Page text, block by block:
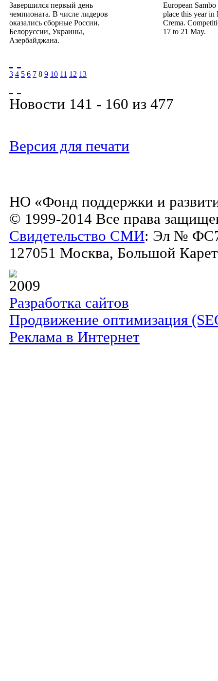
Завершился первый день
чемпионата. В числе лидеров
оказались сборные России,
Белоруссии, Украины,
Азербайджана.
European
place this year
Crema.
17 to 21 May.
3 4 5 6 7 8 9 10 11 12 13
Новости 141 - 160 из 477
Версия для печати
НО «Фонд поддержки и
© 1999-2014 Все права
Свидетельство СМИ: Эл №
127051 Москва, Большой
2009
Разработка сайтов
Продвижение оптимизация
Реклама в Интернет